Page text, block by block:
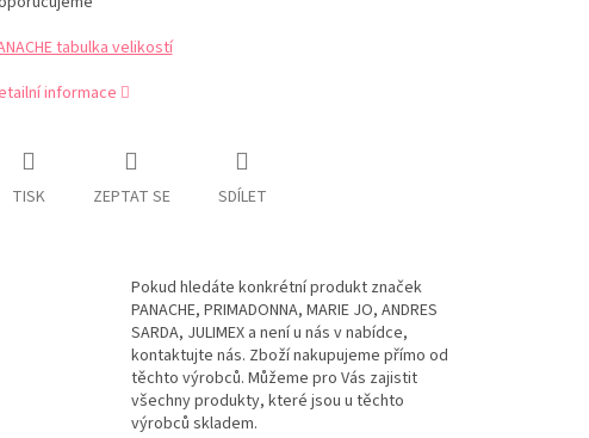
tabulka velikostí
informace
TISK ZEPTAT SE SDÍLET
Pokud hledáte konkrétní produkt značek
PANACHE, PRIMADONNA, MARIE JO, ANDRES
SARDA, JULIMEX a není u nás v nabídce,
kontaktujte nás. Zboží nakupujeme přímo od
těchto výrobců. Můžeme pro Vás zajistit
všechny produkty, které jsou u těchto
výrobců skladem.